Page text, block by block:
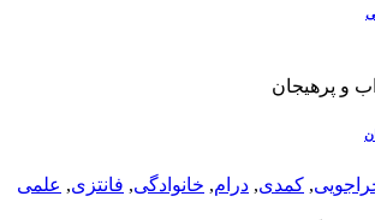
, کمدی, درام, خانوادگی, فانتزی, علمی